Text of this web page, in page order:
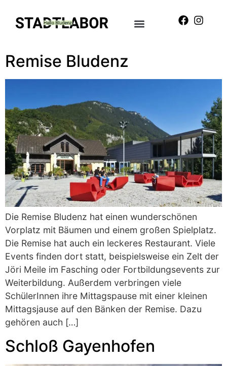
Remise Bludenz
Die Remise Bludenz hat einen wunderschönen
Vorplatz mit Bäumen und einem großen Spielplatz.
Die Remise hat auch ein leckeres Restaurant. Viele
Events finden dort statt, beispielsweise ein Zelt der
Jöri Meile im Fasching oder Fortbildungsevents zur
Weiterbildung. Außerdem verbringen viele
SchülerInnen ihre Mittagspause mit einer kleinen
Mittagsjause auf den Bänken der Remise. Dazu
gehören auch […]
Schloß Gayenhofen